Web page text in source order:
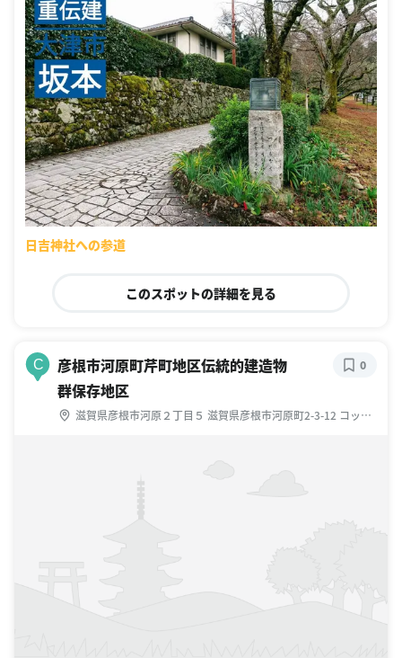
日吉神社への参道
このスポットの詳細を見る
C
彦根市河原町芹町地区伝統的建造物
群保存地区
滋賀県彦根市河原２丁目５ 滋賀県彦根市河原町2-3-12 コット
0